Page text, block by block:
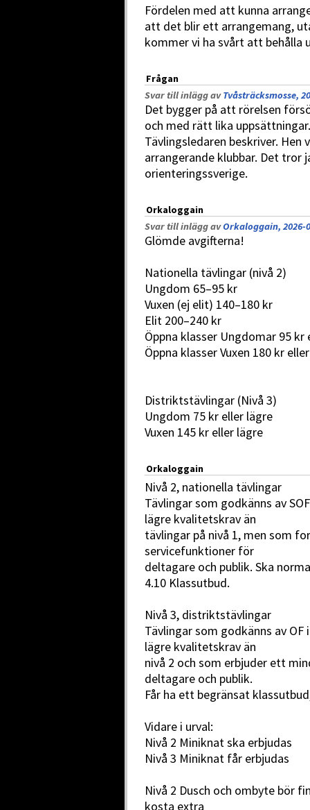
Fördelen med att kunna
att det blir ett arrangemang,
kommer vi ha svårt att behålla
Frågan
Svar till inlägg avTvåsträcksmosse,
Det bygger på att rörelsen
och med rätt lika
Tävlingsledaren beskriver.
arrangerande klubbar. Det
orienteringssverige.
Orkaloggain
Svar till inlägg avOrkaloggain, 2026-
Glömde avgifterna!
Nationella tävlingar (nivå 2)
Ungdom 65–95 kr
Vuxen (ej elit) 140–180 kr
Elit 200–240 kr
Öppna klasser Ungdomar 95 kr
Öppna klasser Vuxen 180 kr
Distriktstävlingar (Nivå 3)
Ungdom 75 kr eller lägre
Vuxen 145 kr eller lägre
Orkaloggain
Nivå 2, nationella tävlingar
Tävlingar som godkänns av
lägre kvalitetskrav än
tävlingar på nivå 1, men som
servicefunktioner för
deltagare och publik. Ska
4.10 Klassutbud.
Nivå 3, distriktstävlingar
Tävlingar som godkänns av
lägre kvalitetskrav än
nivå 2 och som erbjuder ett
deltagare och publik.
Får ha ett begränsat
Vidare i urval:
Nivå 2 Miniknat ska erbjudas
Nivå 3 Miniknat får erbjudas
Nivå 2 Dusch och ombyte bör
kosta extra